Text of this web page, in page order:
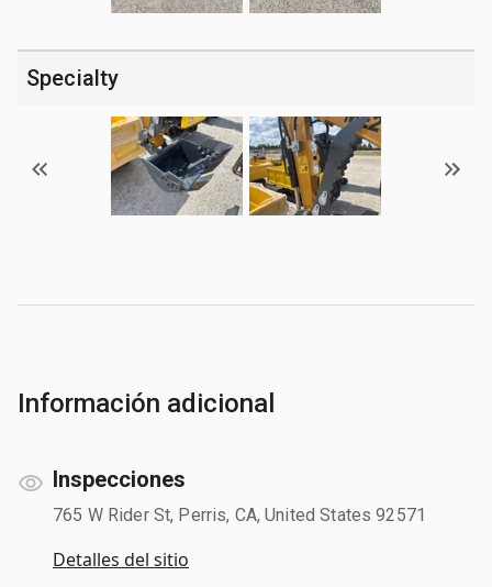
Specialty
Información adicional
Inspecciones
765 W Rider St, Perris, CA, United States 92571
Detalles del sitio